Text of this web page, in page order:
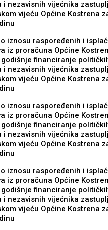
i nezavisnih vijećnika
vijeću Općine Kostrena
o iznosu raspoređenih i
iz proračuna Općine
godišnje financiranje
i nezavisnih vijećnika
vijeću Općine Kostrena
o iznosu raspoređenih i
iz proračuna Općine
godišnje financiranje
i nezavisnih vijećnika
vijeću Općine Kostrena
o iznosu raspoređenih i
iz proračuna Općine
godišnje financiranje
i nezavisnih vijećnika
vijeću Općine Kostrena